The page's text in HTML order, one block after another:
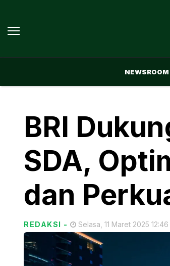
NEWSROOM
BRI
SDA,
dan
REDAKSI - Selasa, 11 Maret 2025 12:46